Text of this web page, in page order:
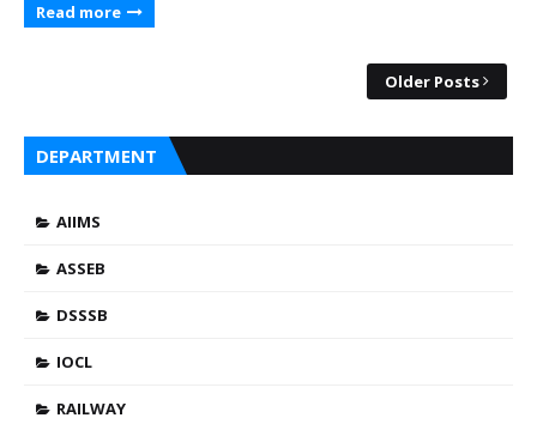
Read more
Older Posts
DEPARTMENT
AIIMS
ASSEB
DSSSB
IOCL
RAILWAY